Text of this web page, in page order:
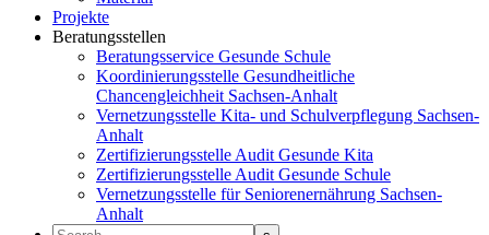
Projekte
Beratungsstellen
Beratungsservice Gesunde Schule
Koordinierungsstelle Gesundheitliche
Chancengleichheit Sachsen-Anhalt
Vernetzungsstelle Kita- und Schulverpflegung Sachsen-
Anhalt
Zertifizierungsstelle Audit Gesunde Kita
Zertifizierungsstelle Audit Gesunde Schule
Vernetzungsstelle für Seniorenernährung Sachsen-
Anhalt